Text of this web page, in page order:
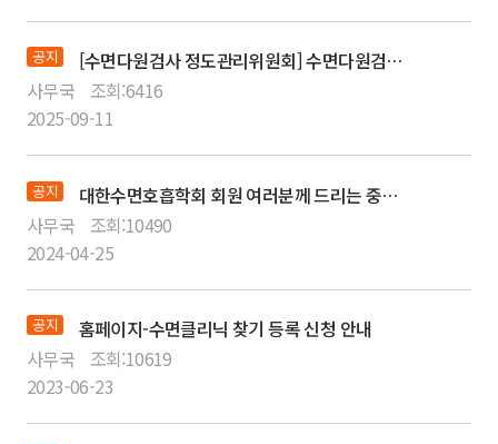
공지
[수면다원검사 정도관리위원회] 수면다원검사 교육이수자에 대한 자격 갱신 변경 관련 안내
사무국
조회:6416
2025-09-11
공지
대한수면호흡학회 회원 여러분께 드리는 중요 공지
사무국
조회:10490
2024-04-25
공지
홈페이지-수면클리닉 찾기 등록 신청 안내
사무국
조회:10619
2023-06-23